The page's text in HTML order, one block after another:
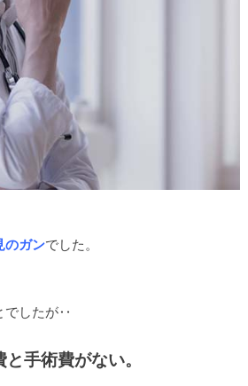
のガンでした。
でしたが‥
と手術費がない。